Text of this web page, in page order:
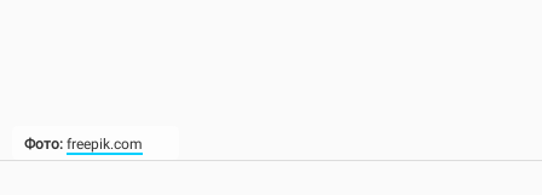
Фото: freepik.com